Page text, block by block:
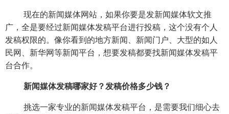
现在的新闻媒体网站，如果你要是发新闻媒体软文推
广，全是要经过新闻媒体发稿平台进行投稿，这个没有个人
发稿权限的。像你看到的地方新闻、新闻门户、大型的如人
民网、新华网等新闻平台，想要发稿都要找新闻媒体发稿平
台合作。
新闻媒体发稿哪家好？发稿价格多少钱？
挑选一家专业的新闻媒体发稿平台，是需要我们细心去